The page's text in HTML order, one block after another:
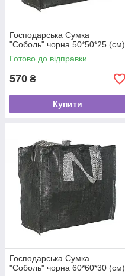
Господарська Сумка
"Соболь" чорна 50*50*25 (см)
Готово до відправки
570 ₴
Купити
Господарська Сумка
"Соболь" чорна 60*60*30 (см)